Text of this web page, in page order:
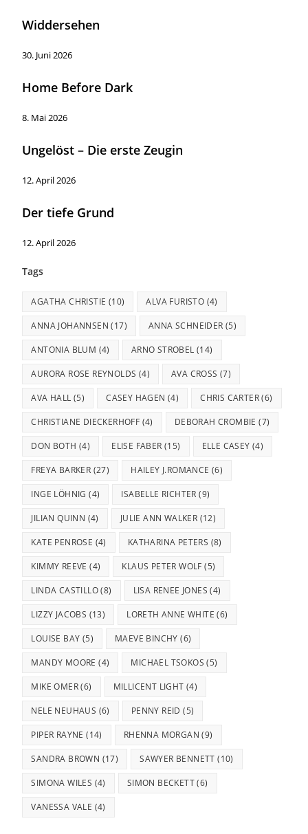
Widdersehen
30. Juni 2026
Home Before Dark
8. Mai 2026
Ungelöst – Die erste Zeugin
12. April 2026
Der tiefe Grund
12. April 2026
Tags
AGATHA CHRISTIE (10) ALVA FURISTO (4)
ANNA JOHANNSEN (17) ANNA SCHNEIDER (5)
ANTONIA BLUM (4) ARNO STROBEL (14)
AURORA ROSE REYNOLDS (4) AVA CROSS (7)
AVA HALL (5) CASEY HAGEN (4) CHRIS CARTER(6)
CHRISTIANE DIECKERHOFF (4) DEBORAH CROMBIE (7)
DON BOTH (4) ELISE FABER (15) ELLE CASEY (4)
FREYA BARKER (27) HAILEY J.ROMANCE (6)
INGE LÖHNIG (4) ISABELLE RICHTER (9)
JILIAN QUINN (4) JULIE ANN WALKER (12)
KATE PENROSE (4) KATHARINA PETERS (8)
KIMMY REEVE (4) KLAUS PETER WOLF (5)
LINDA CASTILLO(8) LISA RENEE JONES (4)
LIZZY JACOBS (13) LORETH ANNE WHITE (6)
LOUISE BAY (5) MAEVE BINCHY (6)
MANDY MOORE (4) MICHAEL TSOKOS (5)
MIKE OMER(6) MILLICENT LIGHT (4)
NELE NEUHAUS (6) PENNY REID (5)
PIPER RAYNE (14) RHENNA MORGAN (9)
SANDRA BROWN (17) SAWYER BENNETT (10)
SIMONA WILES (4) SIMON BECKETT(6)
VANESSA VALE (4)